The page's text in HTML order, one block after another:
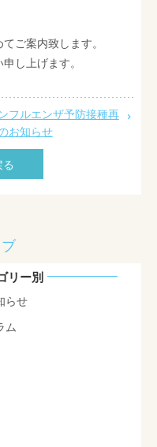
ご案内致します。
し上げます。
フルエンザ予防接種再
お知らせ
リー別
らせ
ム